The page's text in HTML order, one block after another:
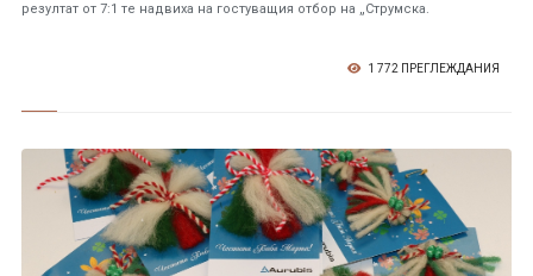
резултат от 7:1 те надвиха на гостуващия отбор на „Струмска.
1 772 ПРЕГЛЕЖДАНИЯ